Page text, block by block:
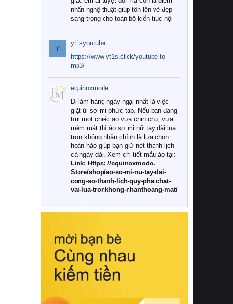
nhấn nghệ thuật giúp tôn lên vẻ đẹp
sang trọng cho toàn bộ kiến trúc nội
Tuy nhiên, giữa thị trường đa dạng
với vô vàn thương hiệu và mẫu mã
như hiện nay, làm thế nào để chọn
được những bộ chăn ga gối đệm cao
cấp thực sự chất lượng, phù hợp với
khí hậu và nhu cầu sử dụng của gia
đình? Hãy cùng chúng tôi đi tìm lời
giải đáp chi tiết qua bài viết dưới đây.
1. Tại sao các gia đình hiện đại lại ưa
chuộng chăn ga gối đệm cao cấp?
Khác với các dòng sản phẩm thông
thường, những bộ chăn ga gối đệm
cao cấp trải qua quy trình sản xuất
nghiêm ngặt từ khâu chọn lọc nguyên
liệu tự nhiên đến công nghệ dệt
nhuộm hiện đại không chứa hóa chất
này, bạn sẽ cảm nhận rõ rệt sự khác
hồi chuẩn xác của phần đệm nâng đỡ
cột sống.
Bên cạnh đó, việc lựa chọn các dòng
sản phẩm đạt chuẩn chất lượng quốc
tế còn giúp ngăn ngừa tình trạng kích
khuẩn và nấm mốc trong điều kiện
Y
yt1syoutube
https://www-yt1s.click/youtube-to-
mp3/
equinoxmode
Đi làm hàng ngày ngại nhất là việc
giặt ủi sơ mi phức tạp. Nếu bạn đang
tìm một chiếc áo vừa chỉn chu, vừa
mềm mát thì áo sơ mi nữ tay dài lụa
trơn không nhăn chính là lựa chọn
hoàn hảo giúp bạn giữ nét thanh lịch
cả ngày dài. Xem chi tiết mẫu áo tại:
Link: Https: //equinoxmode.
Store/shop/ao-so-mi-nu-tay-dai-
cong-so-thanh-lich-quy-phaichat-
vai-lua-tronkhong-nhanthoang-mat/